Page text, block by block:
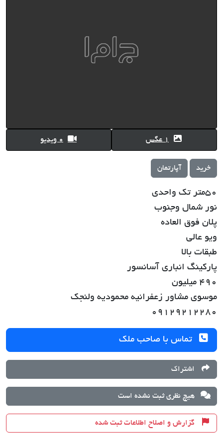
1 عگس 0 ویدیو
خرید آپارتمان
50متر تک واحدی
نور شمال وجنوب
پلان فوق العاده
ویو عالی
طبقات بالا
پارکینگ انباری آسانسور
490 میلیون
موسوی مشاور زعفرانیه محمودیه ولنجک
09129212280
تماس با صاحب ملک
اشتراک
هیچ نظری ثبت نشده است
گزارش و اصلاح اطلاعات ثبت شده